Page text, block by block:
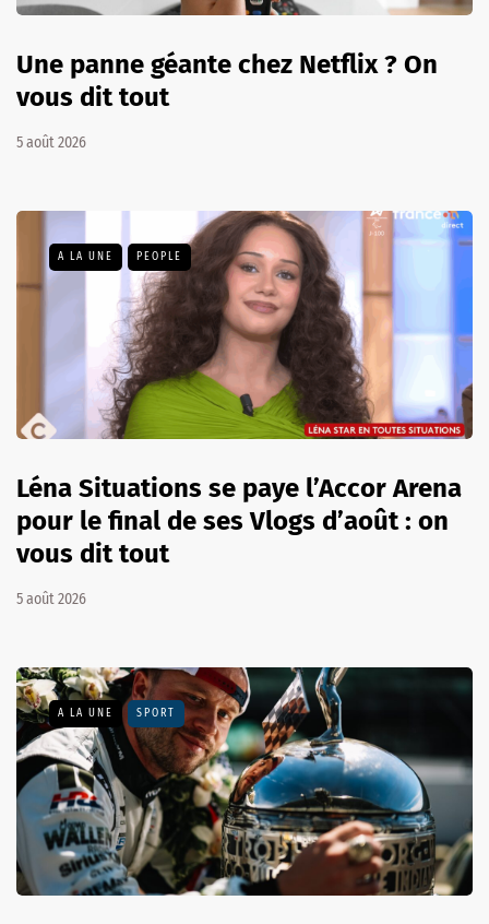
Une panne géante chez Netflix ? On
vous dit tout
5 août 2026
A LA UNE PEOPLE
Léna Situations se paye l’Accor Arena
pour le final de ses Vlogs d’août : on
vous dit tout
5 août 2026
A LA UNE SPORT